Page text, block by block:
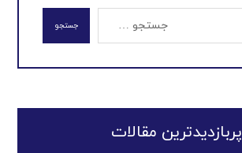
جستجو
پربازدیدترین مقالات